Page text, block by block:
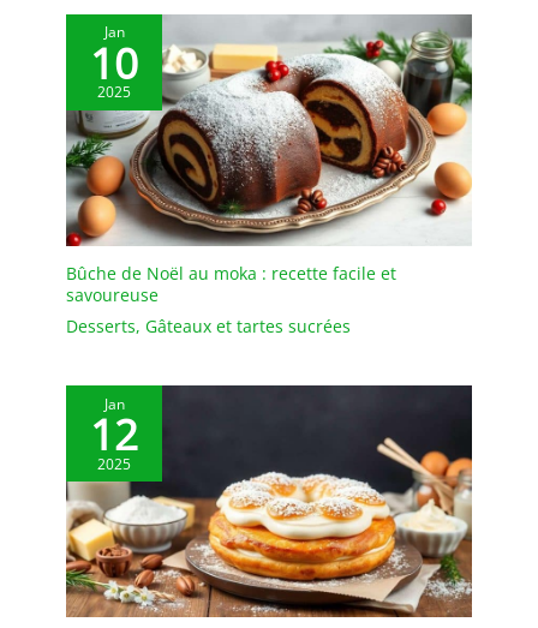
les odeurs ni les taches.
Il peut être rincé avec un
peu de liquide vaisselle
et d'eau et est très facile
à entretenir. Afin de
prolonger sa durée de
vie, il est recommandé de
ne pas le nettoyer au
lave-vaisselle. Après le
nettoyage, il doit être
séché afin de le garder
importante] : si vous
Jan
10
2025
Bûche de Noël au moka : recette facile et
savoureuse
Desserts, Gâteaux et tartes sucrées
Jan
12
2025